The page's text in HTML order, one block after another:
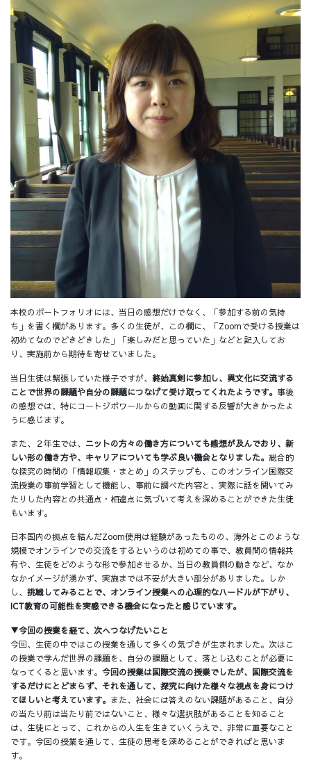
本校のポートフォリオには、当日の感想だけでなく、「参加する前の気持
ち」を書く欄があります。多くの生徒が、この欄に、「Zoomで受ける授業は
初めてなのでどきどきした」「楽しみだと思っていた」などと記入してお
り、実施前から期待を寄せていました。
当日生徒は緊張していた様子ですが、 終始真剣に参加し、異文化に交流する
ことで世界の課題や自分の課題につなげて受け取ってくれたようです。 事後
の感想では、特にコートジボワールからの動画に関する反響が大きかったよ
うに感じます。
また、２年生では、 ニットの方々の働き方についても感想が及んでおり、新
しい形の働き方や、キャリアについても学ぶ良い機会となりました。 総合的
な探究の時間の「情報収集・まとめ」のステップも、このオンライン国際交
流授業の事前学習として機能し、事前に調べた内容と、実際に話を聞いてみ
たりした内容との共通点・相違点に気づいて考えを深めることができた生徒
もいます。
日本国内の拠点を結んだZoom使用は経験があったものの、海外とこのような
規模でオンラインでの交流をするというのは初めての事で、教員間の情報共
有や、生徒をどのような形で参加させるか、当日の教員側の動きなど、なか
なかイメージが湧かず、実施までは不安が大きい部分がありました。しか
し、 挑戦してみることで、オンライン授業への心理的なハードルが下がり、
ICT教育の可能性を実感できる機会になったと感じています。
▼今回の授業を経て、次へつなげたいこと
今回、生徒の中ではこの授業を通して多くの気づきが生まれました。次はこ
の授業で学んだ世界の課題を、自分の課題として、落とし込むことが必要に
なってくると思います。 今回の授業は国際交流の授業でしたが、国際交流を
するだけにとどまらず、それを通して、探究に向けた様々な視点を身につけ
てほしいと考えています。 また、社会には答えのない課題があること、自分
の当たり前は当たり前ではないこと、様々な選択肢があることを知ること
は、生徒にとって、これからの人生を生きていくうえで、非常に重要なこと
です。今回の授業を通して、生徒の思考を深めることができればと思いま
す。